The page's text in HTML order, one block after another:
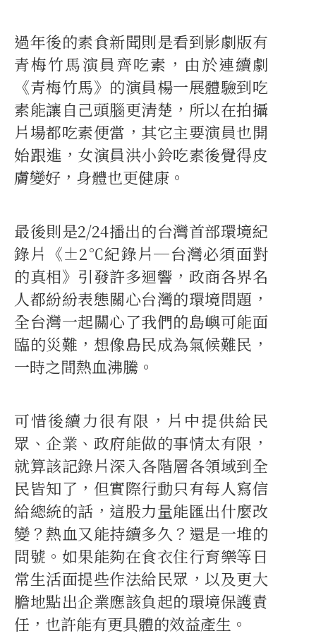
過年後的素食新聞則是看到影劇版有
青梅竹馬演員齊吃素，由於連續劇
《青梅竹馬》的演員楊一展體驗到吃
素能讓自己頭腦更清楚，所以在拍攝
片場都吃素便當，其它主要演員也開
始跟進，女演員洪小鈴吃素後覺得皮
膚變好，身體也更健康。
最後則是2/24播出的台灣首部環境紀
錄片《±2℃紀錄片─台灣必須面對
的真相》引發許多迴響，政商各界名
人都紛紛表態關心台灣的環境問題，
全台灣一起關心了我們的島嶼可能面
臨的災難，想像島民成為氣候難民，
一時之間熱血沸騰。
可惜後續力很有限，片中提供給民
眾、企業、政府能做的事情太有限，
就算該記錄片深入各階層各領域到全
民皆知了，但實際行動只有每人寫信
給總統的話，這股力量能匯出什麼改
變？熱血又能持續多久？還是一堆的
問號。如果能夠在食衣住行育樂等日
常生活面提些作法給民眾，以及更大
膽地點出企業應該負起的環境保護責
任，也許能有更具體的效益產生。